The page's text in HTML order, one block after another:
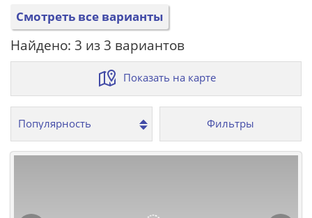
Смотреть все варианты
Найдено: 3 из 3 вариантов
Показать на карте
Фильтры